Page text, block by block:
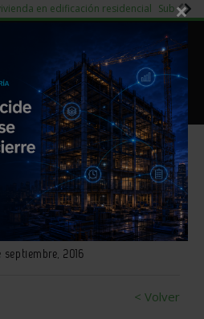
en edificación residencial Subida
Piedra Natural |
Registro
del Premio
septiembre, 2016
< Volver
×